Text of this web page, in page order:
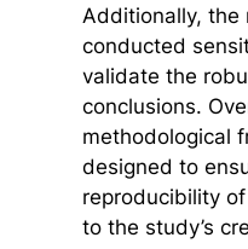
Additionally, the
conducted
validate the
conclusions.
methodological
designed to
reproducibility
to the study’s